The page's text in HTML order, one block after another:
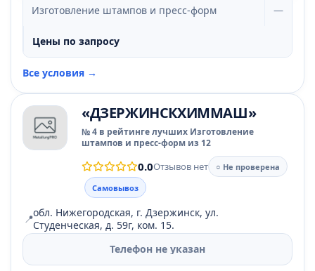
Изготовление штампов и пресс-форм —
Цены по запросу
Все условия →
«ДЗЕРЖИНСКХИММАШ»
№ 4 в рейтинге лучших Изготовление
штампов и пресс-форм из 12
0.0Отзывов нет
○ Не проверена
Самовывоз
📍обл. Нижегородская, г. Дзержинск, ул.
Студенческая, д. 59г, ком. 15.
Телефон не указан